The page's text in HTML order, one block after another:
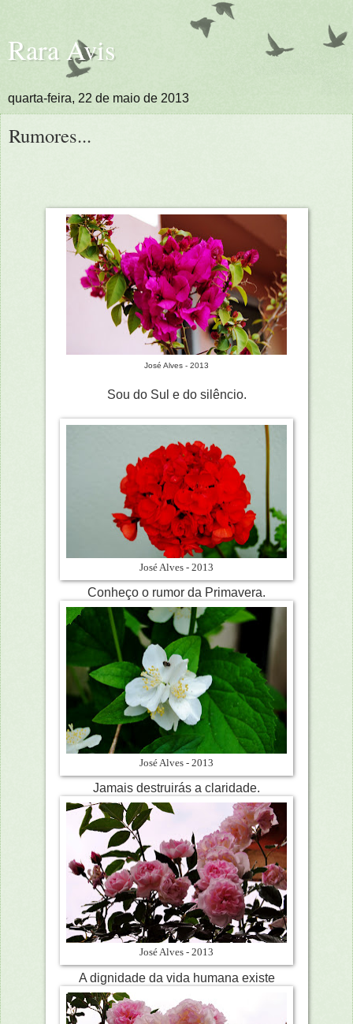
Rara Avis
quarta-feira, 22 de maio de 2013
Rumores...
José Alves - 2013
Sou do Sul e do silêncio.
José Alves - 2013
Conheço o rumor da Primavera.
José Alves - 2013
Jamais destruirás a claridade.
José Alves - 2013
A dignidade da vida humana existe